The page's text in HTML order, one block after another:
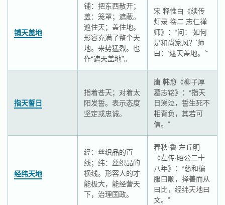
铺天盖地
铺：把东西散开；
盖：笼罩；遮蔽。
遮住天；盖住地。
形容充满了整个天
地。来势猛烈。也
作“遮天盖地”。
宋 释惟白《续传
灯录 卷二 志仁禅
师》：“问：‘如何
是和尚家风？’师
曰：‘遮天盖地。’”
指天誓日
指着苍天；对着太
阳发誓。表示态度
坚定或忠诚。
唐 韩愈《柳子厚
墓志铭》：“指天
日涕泣，誓生死不
相背负，其若可
信。”
经纬天地
经：丝织品的直
线；纬：丝织品的
横线。形容人的才
能极大，能经营天
下，治理国政。
春秋·鲁·左丘明
《左传·昭公二十
八年》：“慈和徧
服曰顺，择善而从
曰比，经纬天地曰
文。”